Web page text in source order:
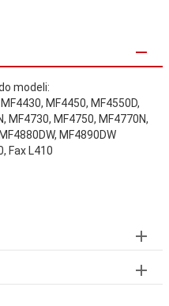
modeli:
MF4450, MF4550D,
MF4730, MF4750, MF4770N,
MF4890DW
Fax L410